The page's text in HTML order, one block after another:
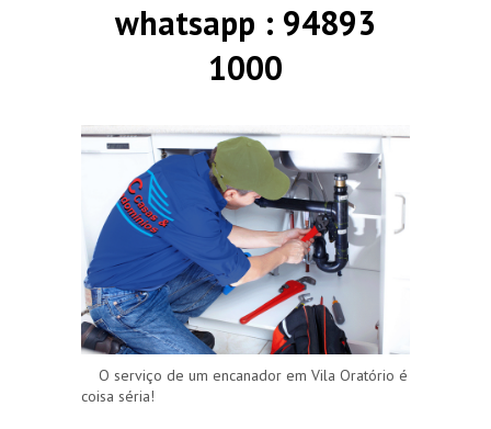
whatsapp : 94893
1000
O serviço de um encanador em Vila Oratório é
coisa séria!